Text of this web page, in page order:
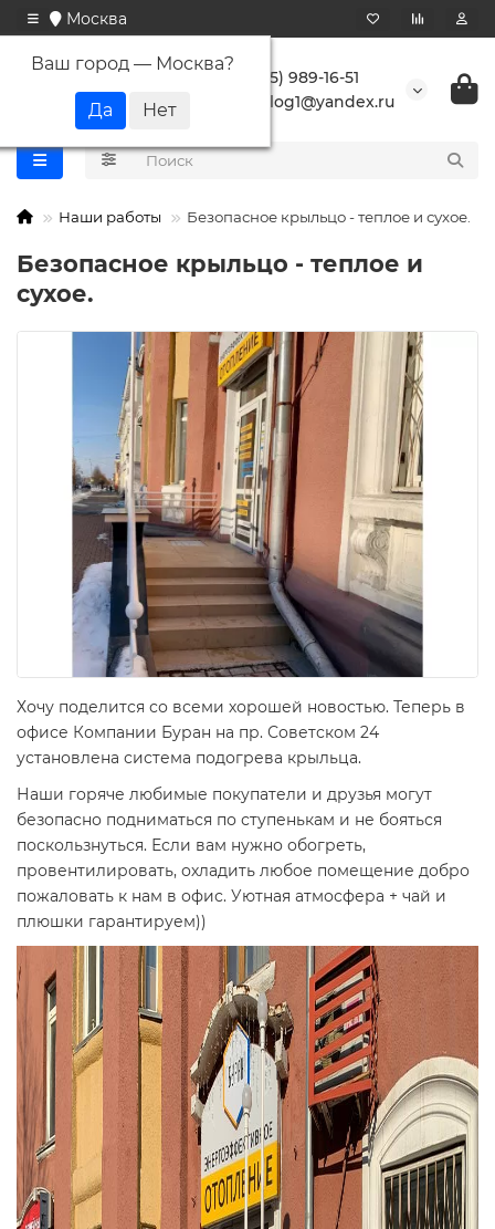
Москва
Ваш город — Москва?
+7 (495) 989-16-51
buranlog1@yandex.ru
Наши работы Безопасное крыльцо - теплое и сухое.
Безопасное крыльцо - теплое и
сухое.
Хочу поделится со всеми хорошей новостью. Теперь в
офисе Компании Буран на пр. Советском 24
установлена система подогрева крыльца.
Наши горяче любимые покупатели и друзья могут
безопасно подниматься по ступенькам и не бояться
поскользнуться. Если вам нужно обогреть,
провентилировать, охладить любое помещение добро
пожаловать к нам в офис. Уютная атмосфера + чай и
плюшки гарантируем))